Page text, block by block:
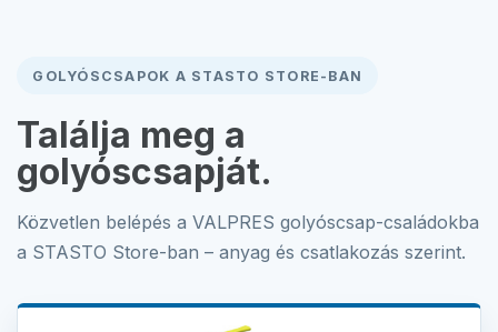
GOLYÓSCSAPOK A STASTO STORE-BAN
Találja meg a
golyóscsapját.
Közvetlen belépés a VALPRES golyóscsap-családokba
a STASTO Store-ban – anyag és csatlakozás szerint.